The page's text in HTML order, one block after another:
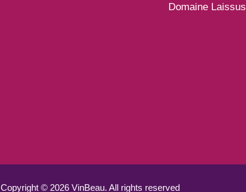
Domaine Laissus
Copyright © 2026 VinBeau. All rights reserved